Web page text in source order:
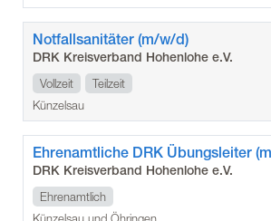
Notfallsanitäter (m/w/d)
DRK Kreisverband Hohenlohe e.V.
Vollzeit
Teilzeit
Künzelsau
Ehrenamtliche DRK Übungsleiter
DRK Kreisverband Hohenlohe e.V.
Ehrenamtlich